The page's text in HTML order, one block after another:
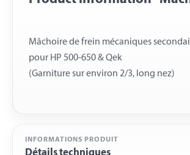
Mâchoire de frein mécaniques
pour HP 500-650 & Qek
INFORMATIONS PRODUIT